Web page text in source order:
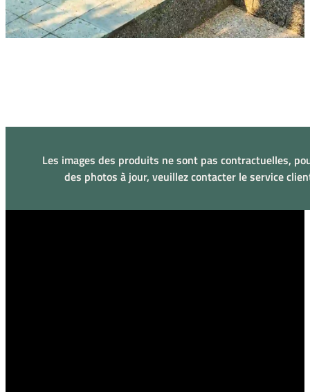
Les images des produits ne sont pas contractuelles,
des photos à jour, veuillez contacter le service